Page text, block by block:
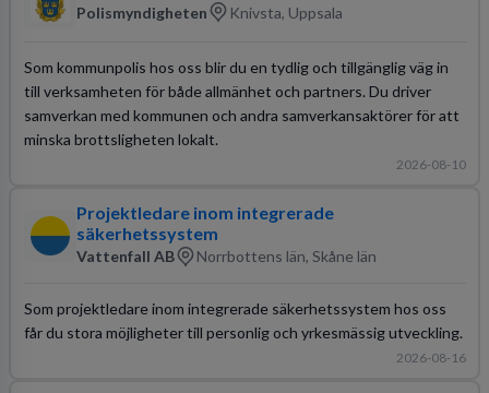
Polismyndigheten Knivsta, Uppsala
Som kommunpolis hos oss blir du en tydlig och tillgänglig väg in
till verksamheten för både allmänhet och partners. Du driver
samverkan med kommunen och andra samverkansaktörer för att
minska brottsligheten lokalt.
2026-08-10
Projektledare inom integrerade
säkerhetssystem
Vattenfall AB Norrbottens län, Skåne län
Som projektledare inom integrerade säkerhetssystem hos oss
får du stora möjligheter till personlig och yrkesmässig utveckling.
2026-08-16